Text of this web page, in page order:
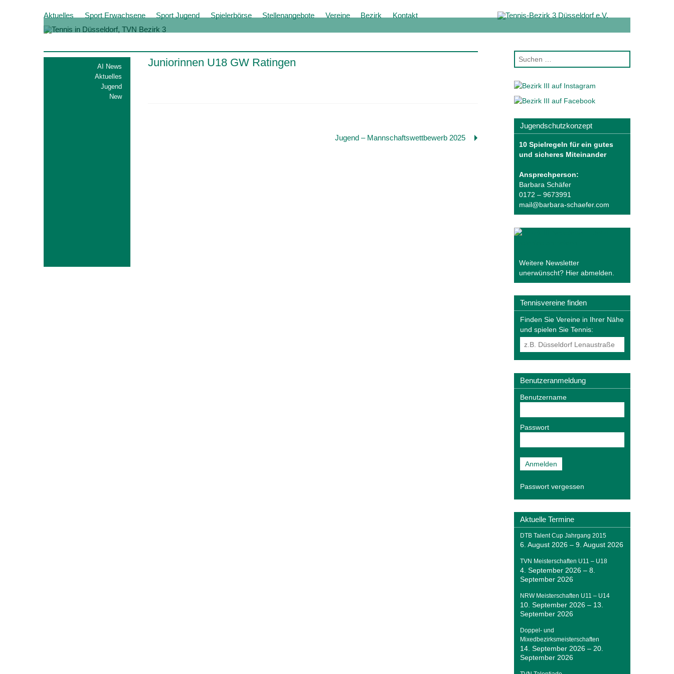
Aktuelles Sport Erwachsene Sport Jugend Spielerbörse Stellenangebote Vereine Bezirk Kontakt
AI News
Aktuelles
Jugend
New
Juniorinnen U18 GW Ratingen
Jugend – Mannschaftswettbewerb 2025
Jugendschutzkonzept
10 Spielregeln für ein gutes
und sicheres Miteinander
Ansprechperson:
Barbara Schäfer
0172 – 9673991
mail@barbara-schaefer.com
Weitere Newsletter
unerwünscht? Hier abmelden
Tennisvereine finden
Finden Sie Vereine in Ihrer Nähe
und spielen Sie Tennis:
Benutzeranmeldung
Benutzername
Passwort
Passwort vergessen
Aktuelle Termine
DTB Talent Cup Jahrgang 2015
6. August 2026– 9. August 2026
TVN Meisterschaften U11 – U18
4. September 2026– 8.
September 2026
NRW Meisterschaften U11 – U14
10. September 2026– 13.
September 2026
Doppel- und
Mixedbezirksmeisterschaften
14. September 2026– 20.
September 2026